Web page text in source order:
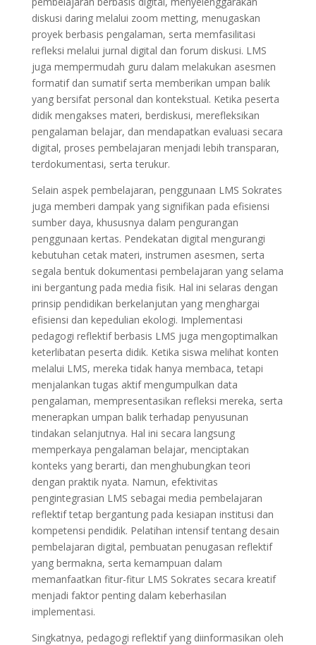
diskusi daring melalui zoom metting, menugaskan
proyek berbasis pengalaman, serta memfasilitasi
refleksi melalui jurnal digital dan forum diskusi. LMS
juga mempermudah guru dalam melakukan asesmen
formatif dan sumatif serta memberikan umpan balik
yang bersifat personal dan kontekstual. Ketika peserta
didik mengakses materi, berdiskusi, merefleksikan
pengalaman belajar, dan mendapatkan evaluasi secara
digital, proses pembelajaran menjadi lebih transparan,
terdokumentasi, serta terukur.
Selain aspek pembelajaran, penggunaan LMS Sokrates
juga memberi dampak yang signifikan pada efisiensi
sumber daya, khususnya dalam pengurangan
penggunaan kertas. Pendekatan digital mengurangi
kebutuhan cetak materi, instrumen asesmen, serta
segala bentuk dokumentasi pembelajaran yang selama
ini bergantung pada media fisik. Hal ini selaras dengan
prinsip pendidikan berkelanjutan yang menghargai
efisiensi dan kepedulian ekologi. Implementasi
pedagogi reflektif berbasis LMS juga mengoptimalkan
keterlibatan peserta didik. Ketika siswa melihat konten
melalui LMS, mereka tidak hanya membaca, tetapi
menjalankan tugas aktif mengumpulkan data
pengalaman, mempresentasikan refleksi mereka, serta
menerapkan umpan balik terhadap penyusunan
tindakan selanjutnya. Hal ini secara langsung
memperkaya pengalaman belajar, menciptakan
konteks yang berarti, dan menghubungkan teori
dengan praktik nyata. Namun, efektivitas
pengintegrasian LMS sebagai media pembelajaran
reflektif tetap bergantung pada kesiapan institusi dan
kompetensi pendidik. Pelatihan intensif tentang desain
pembelajaran digital, pembuatan penugasan reflektif
yang bermakna, serta kemampuan dalam
memanfaatkan fitur-fitur LMS Sokrates secara kreatif
menjadi faktor penting dalam keberhasilan
implementasi.
Singkatnya, pedagogi reflektif yang diinformasikan oleh